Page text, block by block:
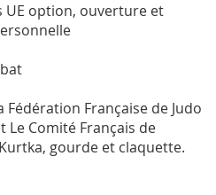
UE option, ouverture et
Française de Judo
Le Comité Français de
gourde et claquette.